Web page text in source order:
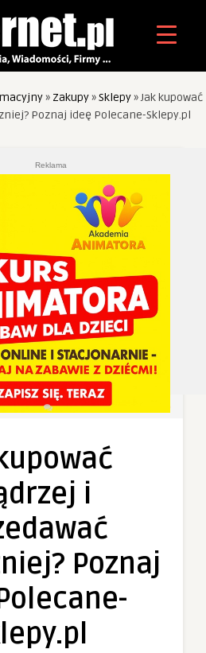
» Zakupy»Sklepy»Jak kupować
Poznaj ideę Polecane-Sklepy.pl
Reklama
0 Komentarzy
i
Poznaj